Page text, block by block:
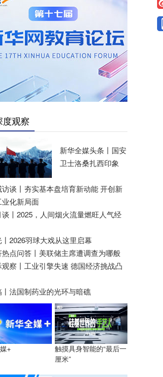
度观察
新华全媒头条丨
国安
卫士洛桑扎西印象
谈丨 夯实基本盘培育新动能 开创新
业化新局面
谈丨2025，人间烟火流量燃旺人气经
2026羽球大戏从这里启幕
热点问答丨美联储主席遭调查为哪般
观察丨工业引擎失速 德国经济挑战凸
丨法国制药业的光环与暗礁
+
触摸具身智能的“最后一
厘米”